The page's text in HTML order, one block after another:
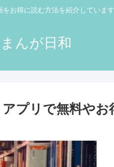
をお得に読む方法を紹介していま
まんが日和
プリで無料やお